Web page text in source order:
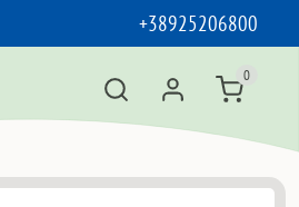
+38925206800
0